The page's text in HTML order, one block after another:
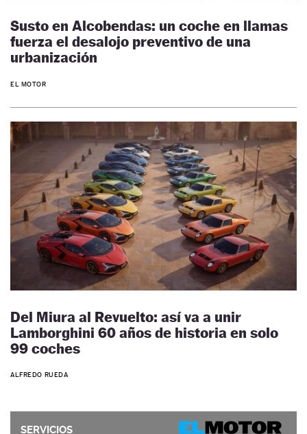
Susto en Alcobendas: un coche en llamas
fuerza el desalojo preventivo de una
urbanización
EL MOTOR
Del Miura al Revuelto: así va a unir
Lamborghini 60 años de historia en solo
99 coches
ALFREDO RUEDA